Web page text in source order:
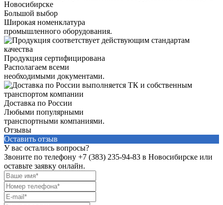
Большой выбор
Широкая номенклатура
промышленного оборудования.
Продукция сертифицирована
Располагаем всеми
необходимыми документами.
Доставка по России
Любыми популярными
транспортными компаниями.
Отзывы
Оставить отзыв
У вас остались вопросы?
Звоните по телефону +7 (383) 235-94-83 в Новосибирске или
оставьте заявку онлайн.